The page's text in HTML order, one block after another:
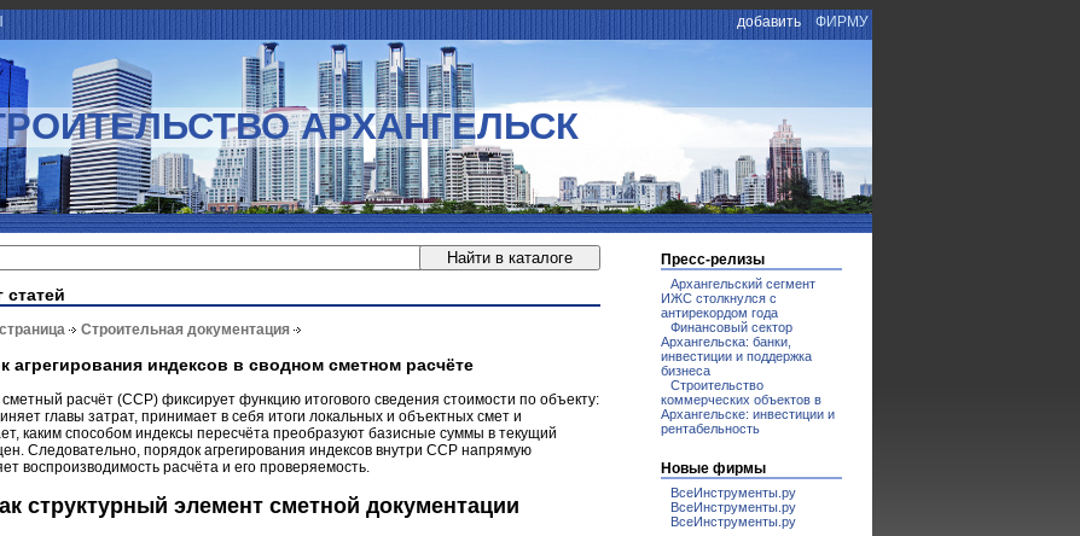
добавить ФИРМУ
АРХАНГЕЛЬСК
статей
Строительная документация
агрегирования индексов в сводном сметном расчёте
расчёт (ССР) фиксирует функцию итогового сведения стоимости по объекту:
главы затрат, принимает в себя итоги локальных и объектных смет и
каким способом индексы пересчёта преобразуют базисные суммы в текущий
Следовательно, порядок агрегирования индексов внутри ССР напрямую
воспроизводимость расчёта и его проверяемость.
структурный элемент сметной документации
Пресс-релизы
Архангельский сегмент
ИЖС столкнулся с
антирекордом года
Финансовый сектор
Архангельска: банки,
инвестиции и поддержка
бизнеса
Строительство
коммерческих объектов в
Архангельске: инвестиции и
рентабельность
Новые фирмы
ВсеИнструменты.ру
ВсеИнструменты.ру
ВсеИнструменты.ру